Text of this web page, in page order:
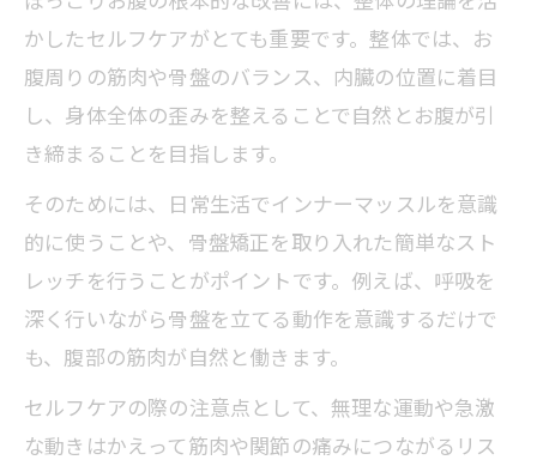
かしたセルフケアがとても重要です。整体では、お
腹周りの筋肉や骨盤のバランス、内臓の位置に着目
し、身体全体の歪みを整えることで自然とお腹が引
き締まることを目指します。
そのためには、日常生活でインナーマッスルを意識
的に使うことや、骨盤矯正を取り入れた簡単なスト
レッチを行うことがポイントです。例えば、呼吸を
深く行いながら骨盤を立てる動作を意識するだけで
も、腹部の筋肉が自然と働きます。
セルフケアの際の注意点として、無理な運動や急激
な動きはかえって筋肉や関節の痛みにつながるリス